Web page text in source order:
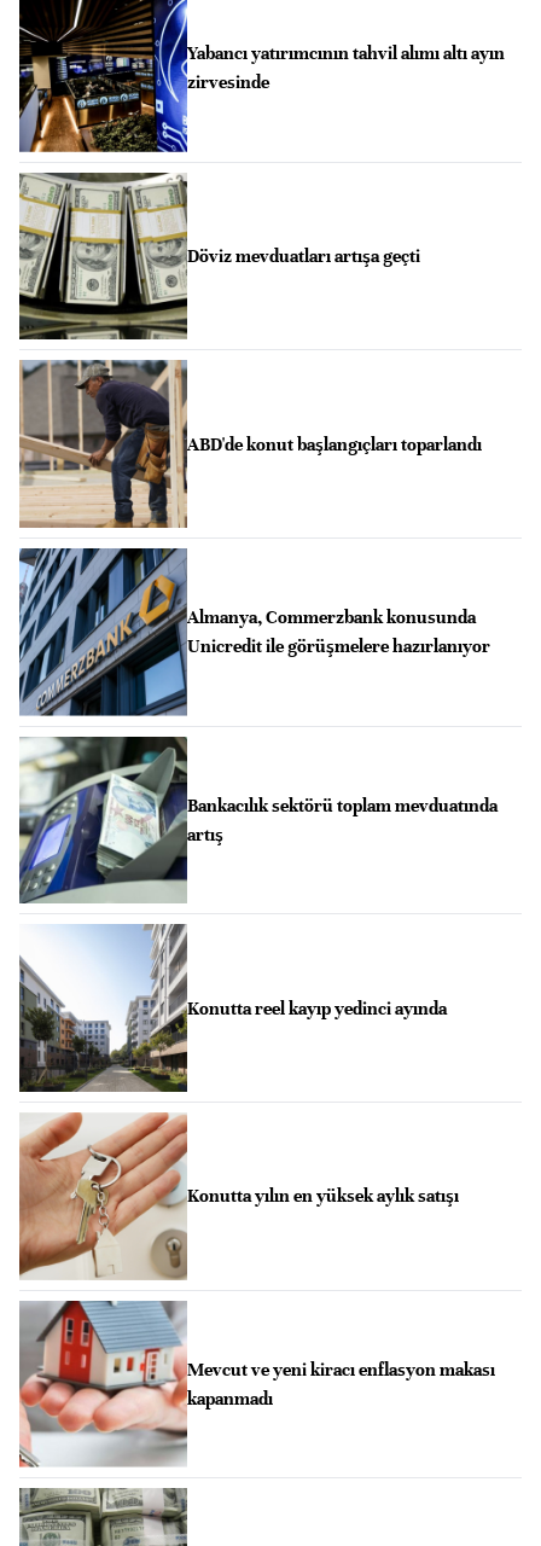
Yabancı yatırımcının tahvil alımı altı ayın
zirvesinde
Döviz mevduatları artışa geçti
ABD'de konut başlangıçları toparlandı
Almanya, Commerzbank konusunda
Unicredit ile görüşmelere hazırlanıyor
Bankacılık sektörü toplam mevduatında
artış
Konutta reel kayıp yedinci ayında
Konutta yılın en yüksek aylık satışı
Mevcut ve yeni kiracı enflasyon makası
kapanmadı